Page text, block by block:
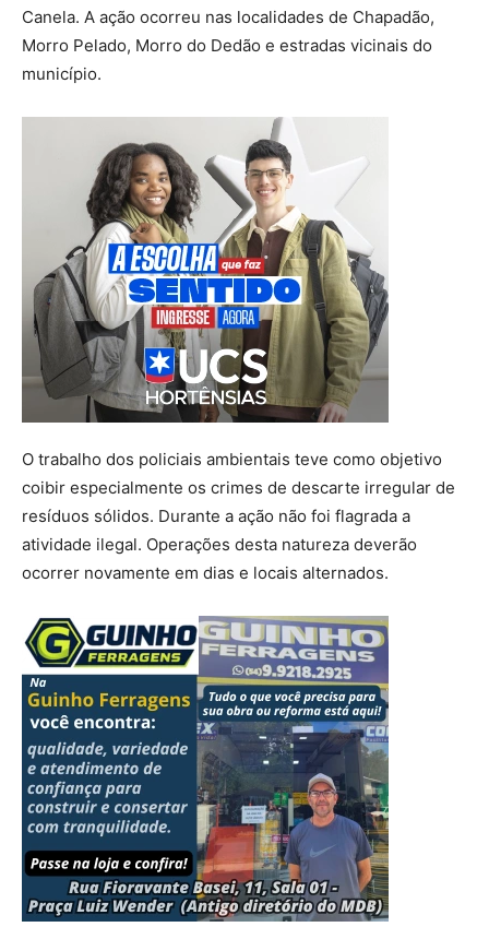
Canela. A ação ocorreu nas localidades de Chapadão,
Morro Pelado, Morro do Dedão e estradas vicinais do
município.
O trabalho dos policiais ambientais teve como objetivo
coibir especialmente os crimes de descarte irregular de
resíduos sólidos. Durante a ação não foi flagrada a
atividade ilegal. Operações desta natureza deverão
ocorrer novamente em dias e locais alternados.